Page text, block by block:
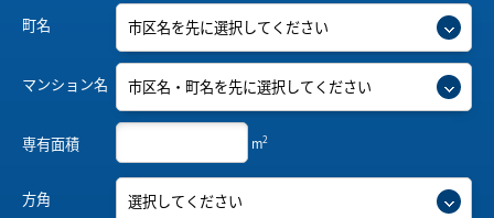
町名
マンション名
専有面積 m2
方角